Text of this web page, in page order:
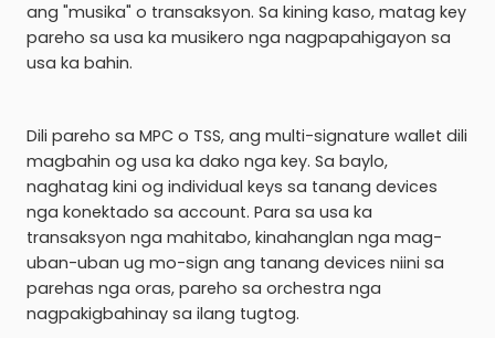
ang "musika" o transaksyon. Sa kining kaso, matag key
pareho sa usa ka musikero nga nagpapahigayon sa
usa ka bahin.
Dili pareho sa MPC o TSS, ang multi-signature wallet dili
magbahin og usa ka dako nga key. Sa baylo,
naghatag kini og individual keys sa tanang devices
nga konektado sa account. Para sa usa ka
transaksyon nga mahitabo, kinahanglan nga mag-
uban-uban ug mo-sign ang tanang devices niini sa
parehas nga oras, pareho sa orchestra nga
nagpakigbahinay sa ilang tugtog.